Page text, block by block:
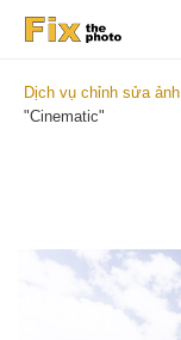
Dịch vụ chỉnh sửa ảnh
"Cinematic"